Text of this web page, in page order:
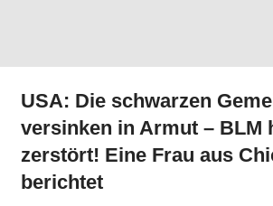
USA: Die schwarzen
versinken in Armut – BLM
zerstört! Eine Frau aus
berichtet